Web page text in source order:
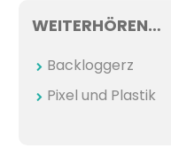
WEITERHÖREN…
Backloggerz
Pixel und Plastik